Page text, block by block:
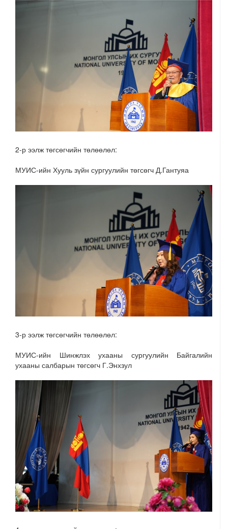
2-р ээлж төгсөгчийн төлөөлөл:
МУИС-ийн Хууль зүйн сургуулийн төгсөгч Д.Гантуяа
3-р ээлж төгсөгчийн төлөөлөл:
МУИС-ийн Шинжлэх ухааны сургуулийн Байгалийн
ухааны салбарын төгсөгч Г.Энхзул